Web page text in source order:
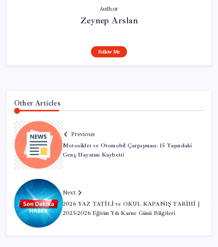
Author
Zeynep Arslan
Follow Me
Other Articles
Previous
Motosiklet ve Otomobil Çarpışması: 15 Yaşındaki
Genç Hayatını Kaybetti
Next
2026 YAZ TATİLİ ve OKUL KAPANIŞ TARİHİ |
2025-2026 Eğitim Yılı Karne Günü Bilgileri